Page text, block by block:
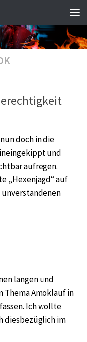
doch in die
und
aufregen.
„Hexenjagd“ auf
langen und
Thema Amoklauf in
Ich wollte
diesbezüglich im